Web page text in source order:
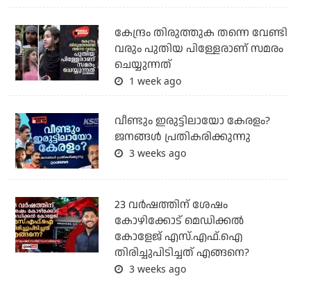
കേന്ദ്രം തിരുത്തുക തന്നെ വേണ്ടി
വരും പുതിയ പിള്ളേരാണ് സമരം
ചെയ്യുന്നത്
1 week ago
വീണ്ടും ഇരുട്ടിലായോ കേരളം?
ജനങ്ങൾ പ്രതികരിക്കുന്നു
3 weeks ago
23 വർഷത്തിന് ശേഷം
കോഴിക്കോട് മെഡിക്കൽ
കോളേജ് എസ്.എഫ്.ഐ
തിരിച്ചുപിടിച്ചത് എങ്ങനെ?
3 weeks ago